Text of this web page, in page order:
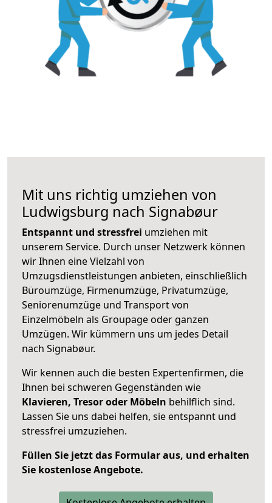
Mit uns richtig umziehen von
Ludwigsburg nach Signabøur
Entspannt und stressfrei umziehen mit
unserem Service. Durch unser Netzwerk können
wir Ihnen eine Vielzahl von
Umzugsdienstleistungen anbieten, einschließlich
Büroumzüge, Firmenumzüge, Privatumzüge,
Seniorenumzüge und Transport von
Einzelmöbeln als Groupage oder ganzen
Umzügen. Wir kümmern uns um jedes Detail
nach Signabøur.
Wir kennen auch die besten Expertenfirmen, die
Ihnen bei schweren Gegenständen wie
Klavieren, Tresor oder Möbeln behilflich sind.
Lassen Sie uns dabei helfen, sie entspannt und
stressfrei umzuziehen.
Füllen Sie jetzt das Formular aus, und erhalten
Sie kostenlose Angebote.